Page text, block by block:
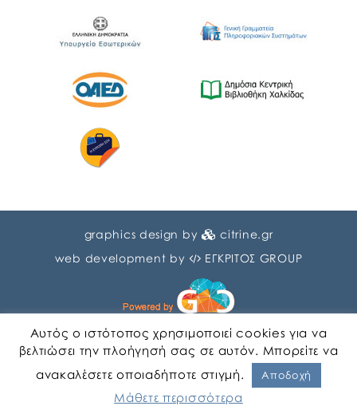
graphics design by
citrine.gr
web development by
ΕΓΚΡΙΤΟΣ GROUP
Αυτός ο ιστότοπος χρησιμοποιεί cookies για να
βελτιώσει την πλοήγησή σας σε αυτόν. Μπορείτε να
ανακαλέσετε οποιαδήποτε στιγμή.
Αποδοχή
Μάθετε περισσότερα
Αγγλικα Ελληνικα